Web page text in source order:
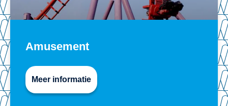
Amusement
Meer informatie